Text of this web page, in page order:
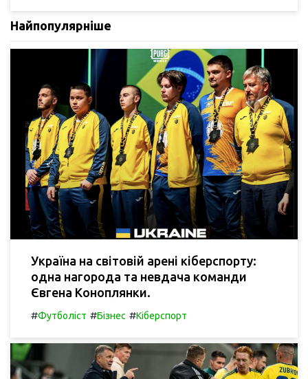
Найпопулярніше
Україна на світовій арені кіберспорту:
одна нагорода та невдача команди
Євгена Коноплянки.
#Футболіст #Бізнес #Кіберспорт